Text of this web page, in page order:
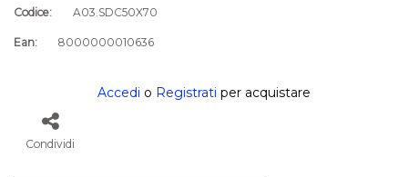
Codice: A03.SDC50X70
Ean: 8000000010636
Accedi o Registrati per acquistare
Condividi